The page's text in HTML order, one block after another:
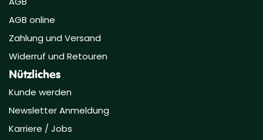
AGB online
Zahlung und Versand
Widerruf und Retouren
Nützliches
Kunde werden
Newsletter Anmeldung
Karriere / Jobs